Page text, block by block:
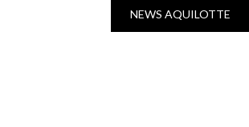
VAI AL CONTENUTO
NEWS AQUILOTTE